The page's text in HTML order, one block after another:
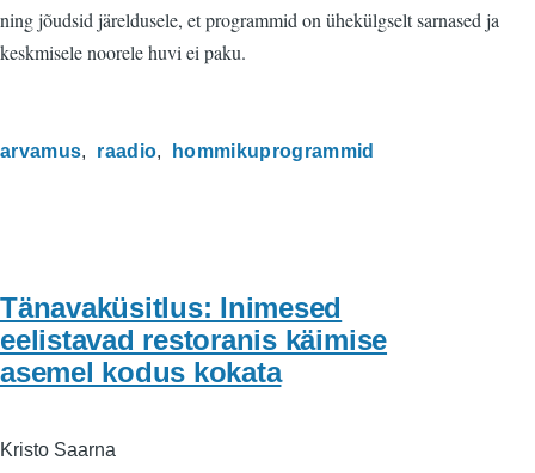
ning jõudsid järeldusele, et programmid on ühekülgselt sarnased ja
keskmisele noorele huvi ei paku.
arvamus raadio hommikuprogrammid
Tänavaküsitlus: Inimesed
eelistavad restoranis käimise
asemel kodus kokata
Kristo Saarna